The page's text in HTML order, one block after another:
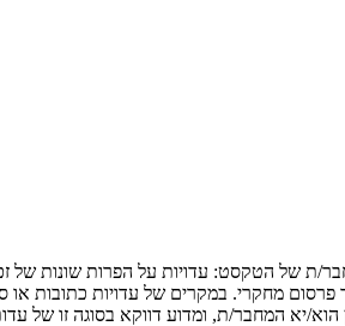
ת של הטקסט: עדויות על הפרות שונות של
מחקרי. במקרים של עדויות כתובות
המחבר/ת, ומדוע דווקא בסוגה זו של